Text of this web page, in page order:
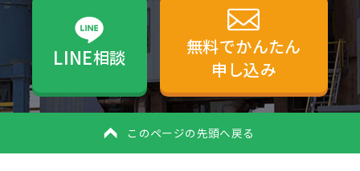
LINE相談
無料でかんたん
申し込み
このページの先頭へ戻る